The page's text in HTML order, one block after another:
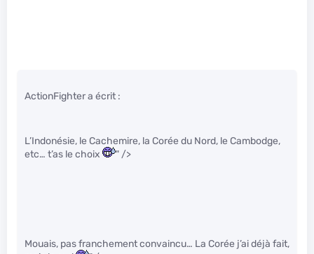
ActionFighter a écrit :
L’Indonésie, le Cachemire, la Corée du Nord, le Cambodge,
etc… t’as le choix
" />
Mouais, pas franchement convaincu… La Corée j’ai déjà fait,